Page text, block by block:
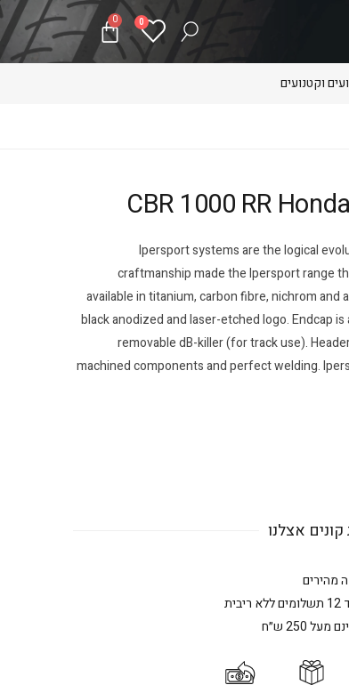
0
0
וקטנועים
Ipersport systems are the logical
craftmanship made the Ipersport range
available in titanium, carbon fibre, nichrom and
black anodized and laser-etched logo. Endcap
removable dB-killer (for track use).
machined components and perfect welding.
אצלנו
מהירים
250 ש״ח